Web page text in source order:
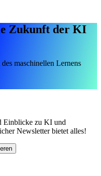
Zukunft der KI
maschinellen Lernens
Einblicke zu KI und
Newsletter bietet alles!